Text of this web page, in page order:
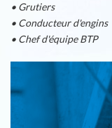
• Grutiers
• Conducteur d'engins
• Chef d'équipe BTP